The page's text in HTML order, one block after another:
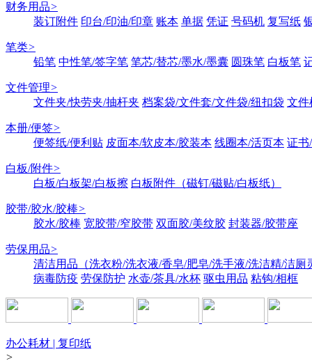
财务用品>
装订附件 印台/印油/印章 账本 单据 凭证 号码机 复写纸
笔类>
铅笔 中性笔/签字笔 笔芯/替芯/墨水/墨囊 圆珠笔 白板笔
文件管理>
文件夹/快劳夹/抽杆夹 档案袋/文件套/文件袋/纽扣袋 文件
本册/便签>
便签纸/便利贴 皮面本/软皮本/胶装本 线圈本/活页本 证书
白板/附件>
白板/白板架/白板擦 白板附件（磁钉/磁贴/白板纸）
胶带/胶水/胶棒>
胶水/胶棒 宽胶带/窄胶带 双面胶/美纹胶 封装器/胶带座
劳保用品>
清洁用品（洗衣粉/洗衣液/香皂/肥皂/洗手液/洗洁精/洁厕
病毒防疫 劳保防护 水壶/茶具/水杯 驱虫用品 粘钩/相框
办公耗材 | 复印纸
>